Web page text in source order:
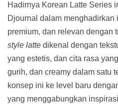
Hadirnya Korean Latte Series
Djournal dalam menghadirkan
premium, dan relevan dengan
style latte dikenal dengan
yang estetis, dan cita rasa
gurih, dan creamy dalam satu
konsep ini ke level baru
yang menggabungkan